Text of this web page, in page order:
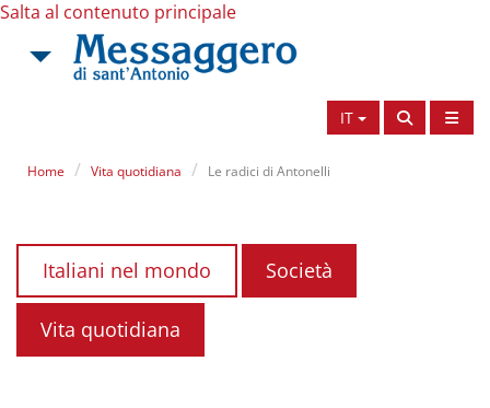
Salta al contenuto principale
IT
Home Vita quotidiana Le radici di Antonelli
Italiani nel mondo Società
Vita quotidiana